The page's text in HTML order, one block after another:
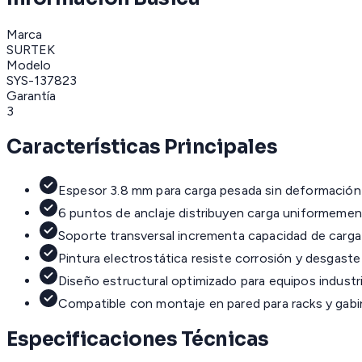
Marca
SURTEK
Modelo
SYS-137823
Garantía
3
Características Principales
Espesor 3.8 mm para carga pesada sin deformación
6 puntos de anclaje distribuyen carga
Soporte transversal incrementa capacidad de carga
Pintura electrostática resiste corrosión y desgaste
Diseño estructural optimizado para equipos
Compatible con montaje en pared para racks y
Especificaciones Técnicas